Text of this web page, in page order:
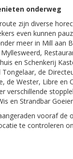
onderweg
zijn diverse
even kunnen
meer in Mill aan
en Schenkerij
de
de Wester, Libre en
verschillende
en Strandbar
vooraf de
te controleren